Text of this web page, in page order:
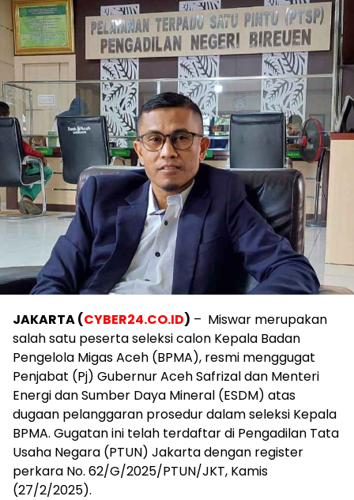
JAKARTA (CYBER24.CO.ID) – Miswar merupakan
salah satu peserta seleksi calon Kepala Badan
Pengelola Migas Aceh (BPMA), resmi menggugat
Penjabat (Pj) Gubernur Aceh Safrizal dan Menteri
Energi dan Sumber Daya Mineral (ESDM) atas
dugaan pelanggaran prosedur dalam seleksi Kepala
BPMA. Gugatan ini telah terdaftar di Pengadilan Tata
Usaha Negara (PTUN) Jakarta dengan register
perkara No. 62/G/2025/PTUN/JKT, Kamis
(27/2/2025).